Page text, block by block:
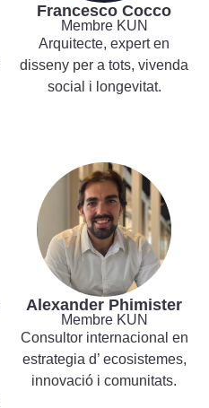
Francesco Cocco
Membre KUN
Arquitecte, expert en
disseny per a tots, vivenda
social i longevitat.
Alexander Phimister
Membre KUN
Consultor internacional en
estrategia d’ ecosistemes,
innovació i comunitats.